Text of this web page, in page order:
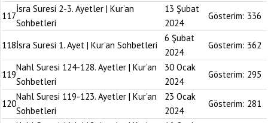
117
İsra Suresi 2-3. Ayetler | Kur’an
Sohbetleri
13 Şubat
2024
Gösterim: 336
118İsra Suresi 1. Ayet | Kur’an Sohbetleri
6 Şubat
2024
Gösterim: 362
119
Nahl Suresi 124-128. Ayetler | Kur’an
Sohbetleri
30 Ocak
2024
Gösterim: 295
120
Nahl Suresi 119-123. Ayetler | Kur’an
Sohbetleri
23 Ocak
2024
Gösterim: 281